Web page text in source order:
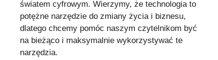
światem cyfrowym. Wierzymy, że technologia to
potężne narzędzie do zmiany życia i biznesu,
dlatego chcemy pomóc naszym czytelnikom być
na bieżąco i maksymalnie wykorzystywać te
narzędzia.